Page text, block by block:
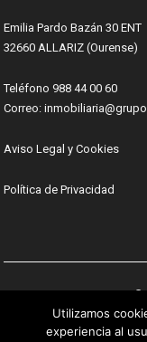
Emilia Pardo Bazán 30 ENT
32660 ALLARIZ (Ourense)
Teléfono 988 44 00 60
Correo:
Aviso Legal y Cookies
Política de Privacidad
Utilizamos
experiencia al